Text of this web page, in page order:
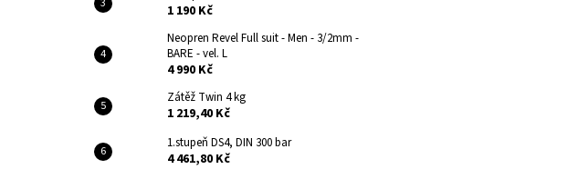
1 190 Kč
Neopren Revel Full suit - Men - 3/2mm -
BARE - vel. L
4 990 Kč
Zátěž Twin 4 kg
1 219,40 Kč
1.stupeň DS4, DIN 300 bar
4 461,80 Kč